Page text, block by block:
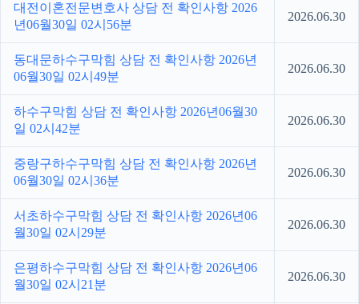
대전이혼전문변호사 상담 전 확인사항 2026
년06월30일 02시56분
2026.06.30
동대문하수구막힘 상담 전 확인사항 2026년
06월30일 02시49분
2026.06.30
하수구막힘 상담 전 확인사항 2026년06월30
일 02시42분
2026.06.30
중랑구하수구막힘 상담 전 확인사항 2026년
06월30일 02시36분
2026.06.30
서초하수구막힘 상담 전 확인사항 2026년06
월30일 02시29분
2026.06.30
은평하수구막힘 상담 전 확인사항 2026년06
월30일 02시21분
2026.06.30